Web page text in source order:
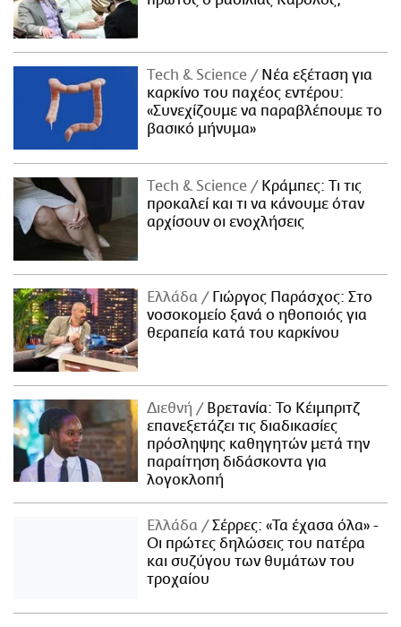
Τech & Science
Νέα εξέταση για
καρκίνο του παχέος εντέρου:
«Συνεχίζουμε να παραβλέπουμε το
βασικό μήνυμα»
Τech & Science
Κράμπες: Τι τις
προκαλεί και τι να κάνουμε όταν
αρχίσουν οι ενοχλήσεις
Ελλάδα
Γιώργος Παράσχος: Στο
νοσοκομείο ξανά ο ηθοποιός για
θεραπεία κατά του καρκίνου
Διεθνή
Βρετανία: Το Κέιμπριτζ
επανεξετάζει τις διαδικασίες
πρόσληψης καθηγητών μετά την
παραίτηση διδάσκοντα για
λογοκλοπή
Ελλάδα
Σέρρες: «Τα έχασα όλα» -
Οι πρώτες δηλώσεις του πατέρα
και συζύγου των θυμάτων του
τροχαίου